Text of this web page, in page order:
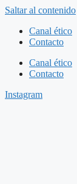
Saltar al contenido
Canal ético
Contacto
Canal ético
Contacto
Instagram